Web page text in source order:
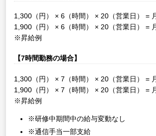
1,300（円） × 6（時間） × 20（営業日） =
1,900（円） × 6（時間） × 20（営業日） =
※昇給例
【7時間勤務の場合】
1,300（円） × 7（時間） × 20（営業日） =
1,900（円） × 7（時間） × 20（営業日） =
※昇給例
※研修中期間中の給与変動なし
※通信手当一部支給